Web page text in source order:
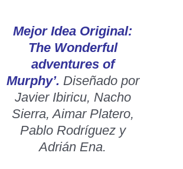
Mejor Idea Original:
The Wonderful
adventures of
Murphy’. Diseñado por
Javier Ibiricu, Nacho
Sierra, Aimar Platero,
Pablo Rodríguez y
Adrián Ena.